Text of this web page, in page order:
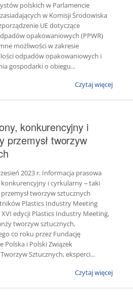
polskich w Parlamencie
w Komisji Środowiska
UE dotyczące
opakowaniowych (PPWR)
możliwości w zakresie
odpadów opakowaniowych i
gospodarki o obiegu...
Czytaj więcej
konkurencyjny i
przemysł tworzyw
2023 r. Informacja prasowa
i cyrkularny – taki
tworzyw sztucznych
Plastics Industry Meeting
XVI edycji Plastics Industry Meeting,
tworzyw sztucznych,
co roku przez Fundację
Polska i Polski Związek
Sztucznych, eksperci...
Czytaj więcej